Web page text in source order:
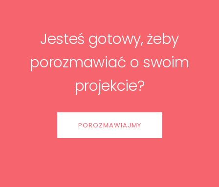
Jesteś gotowy, żeby
porozmawiać o swoim
projekcie?
POROZMAWIAJMY